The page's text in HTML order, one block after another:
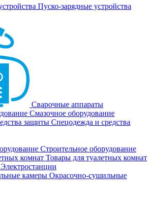
Пуско-зарядные устройства
Сварочные аппараты
Смазочное оборудование
Спецодежда и средства
Строительное оборудование
Товары для туалетных комнат
Электростанции
Окрасочно-сушильные